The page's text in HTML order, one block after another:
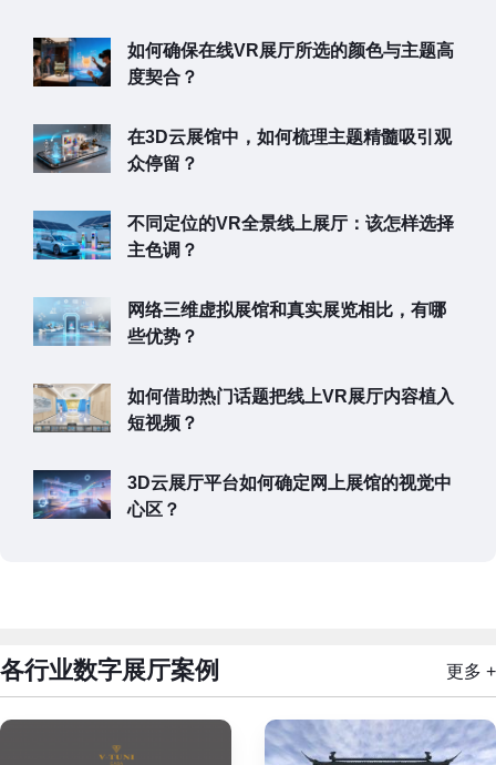
如何确保在线VR展厅所选的颜色与主题高
度契合？
在3D云展馆中，如何梳理主题精髓吸引观
众停留？
不同定位的VR全景线上展厅：该怎样选择
主色调？
网络三维虚拟展馆和真实展览相比，有哪
些优势？
如何借助热门话题把线上VR展厅内容植入
短视频？
3D云展厅平台如何确定网上展馆的视觉中
心区？
各行业数字展厅案例 更多 +